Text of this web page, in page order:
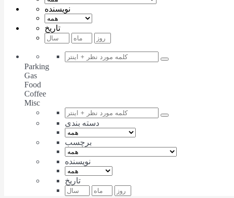
نویسنده
تاریخ
Parking
Gas
Food
Coffee
Misc
دسته بندی
برچسب
نویسنده
تاریخ